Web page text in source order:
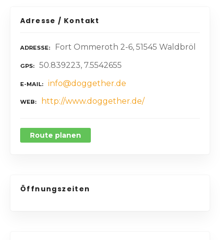
Adresse / Kontakt
ADRESSE Fort Ommeroth 2-6, 51545 Waldbröl
GPS 50.839223, 7.5542655
E-MAIL info@doggether.de
WEB http://www.doggether.de/
Route planen
Öffnungszeiten